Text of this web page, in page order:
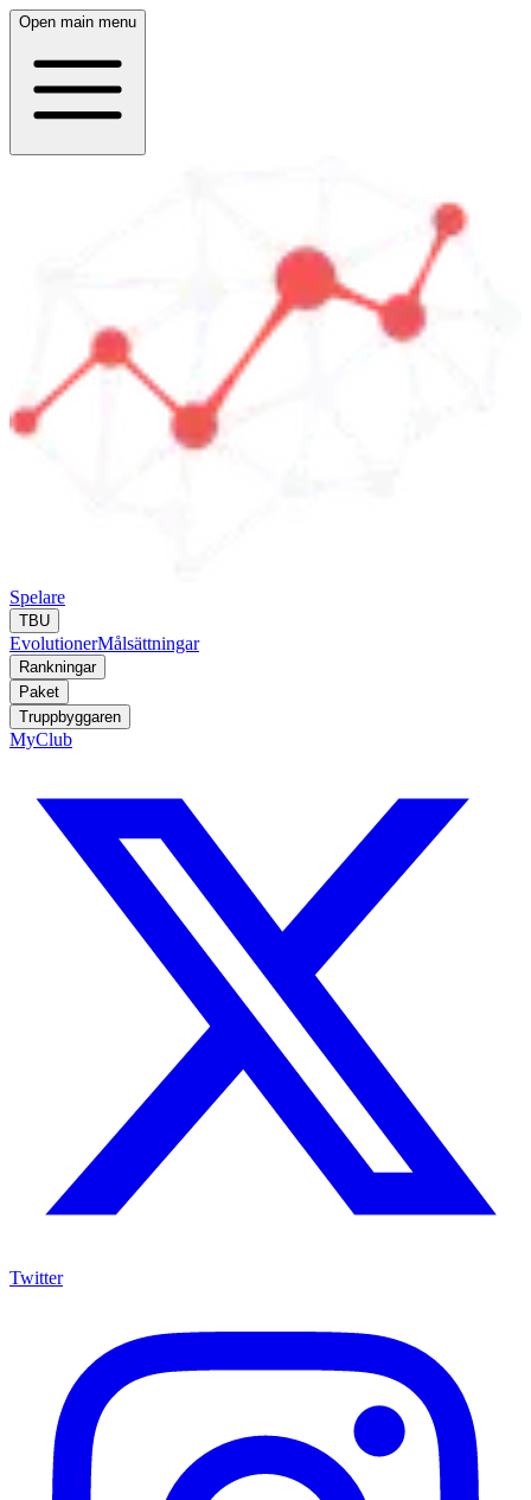
Open main menu
Spelare
TBU
EvolutionerMålsättningar
Rankningar
Paket
Truppbyggaren
MyClub
Twitter